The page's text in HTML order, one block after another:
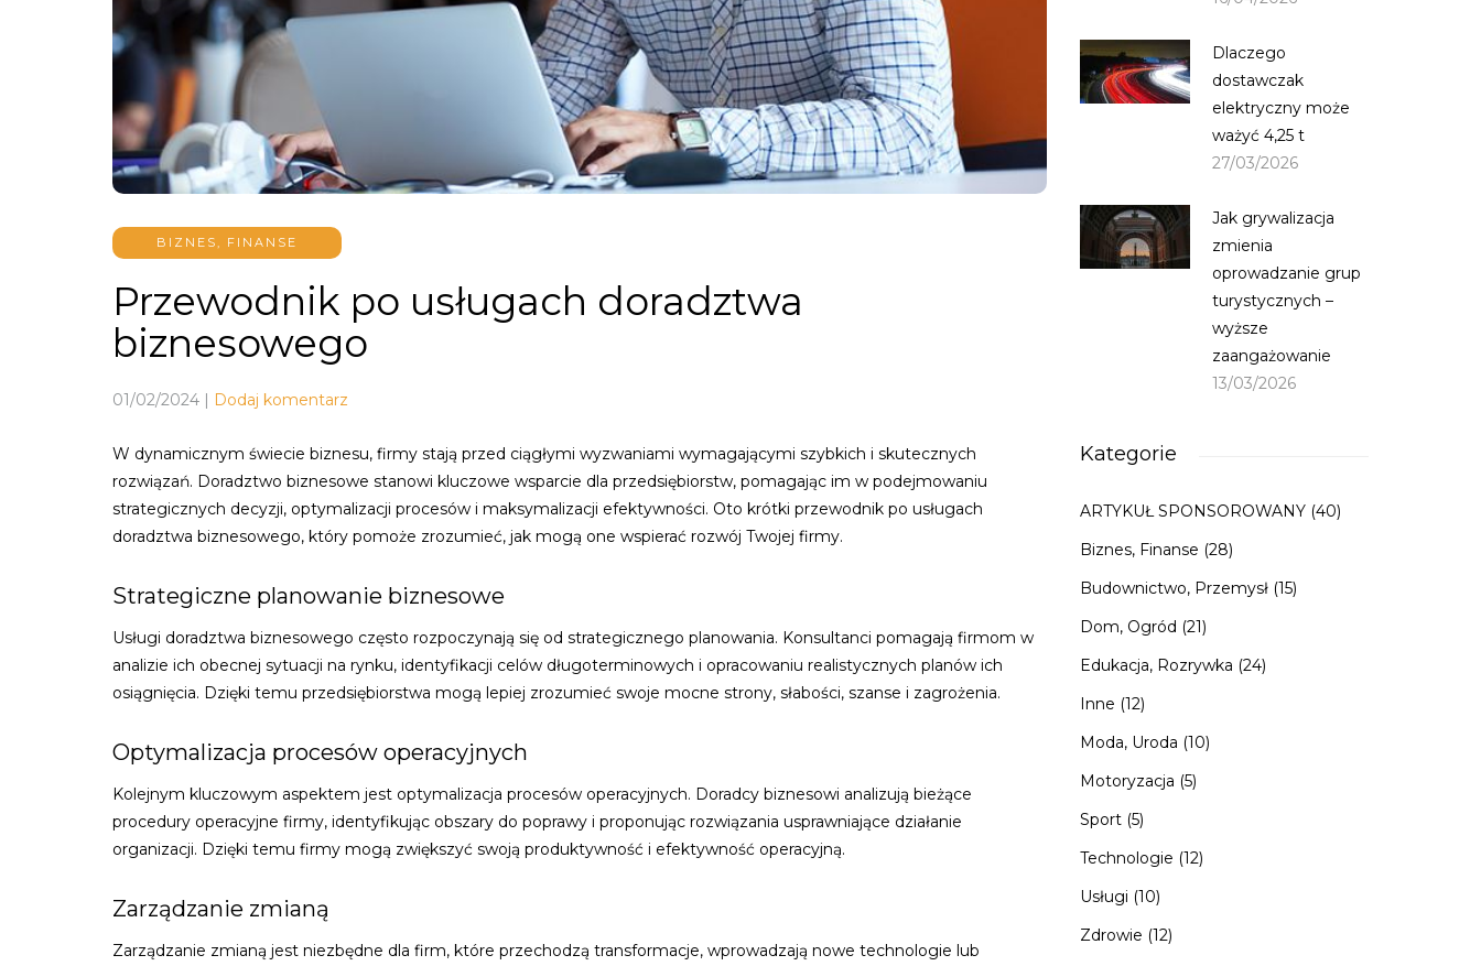
BIZNES, FINANSE
Przewodnik po usługach doradztwa
biznesowego
01/02/2024 | Dodaj komentarz
W dynamicznym świecie biznesu, firmy stają przed ciągłymi wyzwaniami wymagającymi szybkich i skutecznych
rozwiązań. Doradztwo biznesowe stanowi kluczowe wsparcie dla przedsiębiorstw, pomagając im w podejmowaniu
strategicznych decyzji, optymalizacji procesów i maksymalizacji efektywności. Oto krótki przewodnik po usługach
doradztwa biznesowego, który pomoże zrozumieć, jak mogą one wspierać rozwój Twojej firmy.
Strategiczne planowanie biznesowe
Usługi doradztwa biznesowego często rozpoczynają się od strategicznego planowania. Konsultanci pomagają firmom w
analizie ich obecnej sytuacji na rynku, identyfikacji celów długoterminowych i opracowaniu realistycznych planów ich
osiągnięcia. Dzięki temu przedsiębiorstwa mogą lepiej zrozumieć swoje mocne strony, słabości, szanse i zagrożenia.
Optymalizacja procesów operacyjnych
Kolejnym kluczowym aspektem jest optymalizacja procesów operacyjnych. Doradcy biznesowi analizują bieżące
procedury operacyjne firmy, identyfikując obszary do poprawy i proponując rozwiązania usprawniające działanie
organizacji. Dzięki temu firmy mogą zwiększyć swoją produktywność i efektywność operacyjną.
Zarządzanie zmianą
Zarządzanie zmianą jest niezbędne dla firm, które przechodzą transformacje, wprowadzają nowe technologie lub
Dlaczego
dostawczak
elektryczny może
ważyć 4,25 t
27/03/2026
Jak grywalizacja
zmienia
oprowadzanie grup
turystycznych –
wyższe
zaangażowanie
13/03/2026
Kategorie
ARTYKUŁ SPONSOROWANY(40)
Biznes, Finanse (28)
Budownictwo, Przemysł(15)
Dom, Ogród (21)
Edukacja, Rozrywka (24)
Inne (12)
Moda, Uroda (10)
Motoryzacja (5)
Sport(5)
Technologie (12)
Usługi (10)
Zdrowie (12)